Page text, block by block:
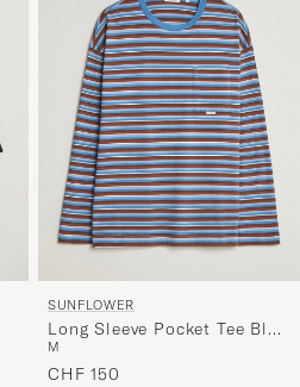
SUNFLOWER
Long Sleeve Pocket Tee Blue
Stripe
M
CHF 150